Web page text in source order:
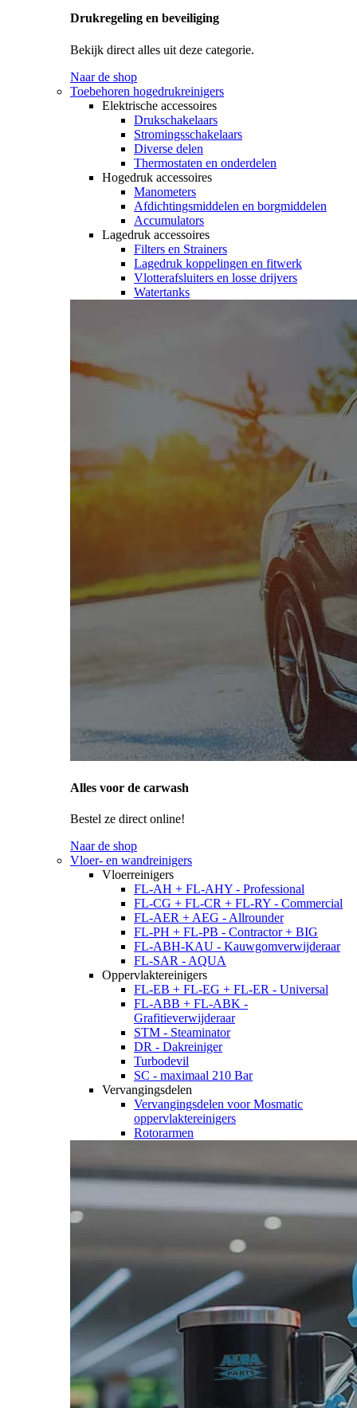
Drukregeling en beveiliging
Bekijk direct alles uit deze categorie.
Naar de shop
Toebehoren hogedrukreinigers
Elektrische accessoires
Drukschakelaars
Stromingsschakelaars
Diverse delen
Thermostaten en onderdelen
Hogedruk accessoires
Manometers
Afdichtingsmiddelen en borgmiddelen
Accumulators
Lagedruk accessoires
Filters en Strainers
Lagedruk koppelingen en fitwerk
Vlotterafsluiters en losse drijvers
Watertanks
Alles voor de carwash
Bestel ze direct online!
Naar de shop
Vloer- en wandreinigers
Vloerreinigers
FL-AH + FL-AHY - Professional
FL-CG + FL-CR + FL-RY - Commercial
FL-AER + AEG - Allrounder
FL-PH + FL-PB - Contractor + BIG
FL-ABH-KAU - Kauwgomverwijderaar
FL-SAR - AQUA
Oppervlaktereinigers
FL-EB + FL-EG + FL-ER - Universal
FL-ABB + FL-ABK -
Grafitieverwijderaar
STM - Steaminator
DR - Dakreiniger
Turbodevil
SC - maximaal 210 Bar
Vervangingsdelen
Vervangingsdelen voor Mosmatic
oppervlaktereinigers
Rotorarmen